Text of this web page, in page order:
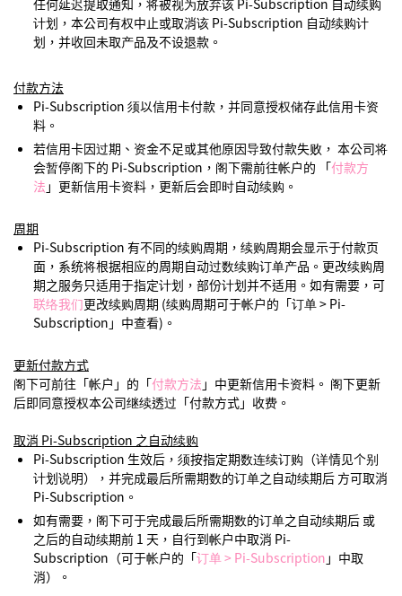
任何延迟提取通知，将被视为放弃该 Pi-Subscription 自动续购
计划，本公司有权中止或取消该 Pi-Subscription 自动续购计
划，并收回未取产品及不设退款。
付款方法
Pi-Subscription 须以信用卡付款，并同意授权储存此信用卡资
料。
若信用卡因过期、资金不足或其他原因导致付款失败， 本公司将
会暂停阁下的 Pi-Subscription，阁下需前往帐户的 「付款方
法 」更新信用卡资料，更新后会即时自动续购。
周期
Pi-Subscription 有不同的续购周期，续购周期会显示于付款页
面，系统将根据相应的周期自动过数续购订单产品。更改续购周
期之服务只适用于指定计划，部份计划并不适用。如有需要，可
联络我们更改续购周期 (续购周期可于帐户的「订单 > Pi-
Subscription」中查看)。
更新付款方式
阁下可前往「帐户」的「付款方法 」中更新信用卡资料。 阁下更新
后即同意授权本公司继续透过「付款方式」收费。
取消 Pi-Subscription 之自动续购
Pi-Subscription 生效后，须按指定期数连续订购（详情见个别
计划说明），并完成最后所需期数的订单之自动续期后 方可取消
Pi-Subscription。
如有需要，阁下可于完成最后所需期数的订单之自动续期后 或
之后的自动续期前 1 天，自行到帐户中取消 Pi-
Subscription（可于帐户的「订单 > Pi-Subscription 」中取
消）。